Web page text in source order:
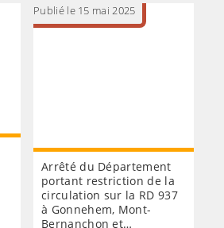
Publié le 15 mai 2025
Arrêté du Département
portant restriction de la
circulation sur la RD 937
à Gonnehem, Mont-
Bernanchon et…